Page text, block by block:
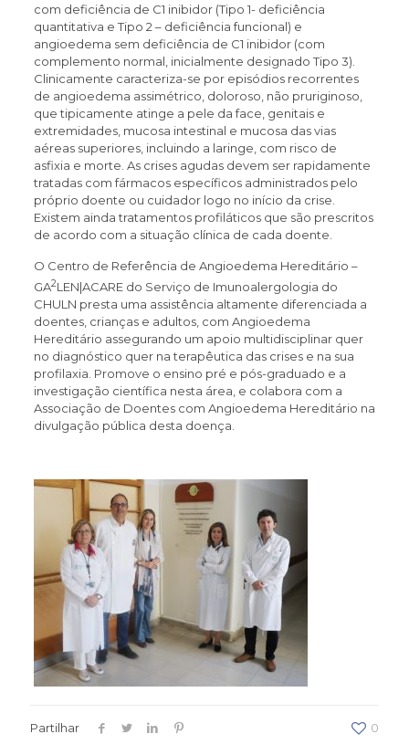
com deficiência de C1 inibidor (Tipo 1- deficiência
quantitativa e Tipo 2 – deficiência funcional) e
angioedema sem deficiência de C1 inibidor (com
complemento normal, inicialmente designado Tipo 3).
Clinicamente caracteriza-se por episódios recorrentes
de angioedema assimétrico, doloroso, não pruriginoso,
que tipicamente atinge a pele da face, genitais e
extremidades, mucosa intestinal e mucosa das vias
aéreas superiores, incluindo a laringe, com risco de
asfixia e morte. As crises agudas devem ser rapidamente
tratadas com fármacos específicos administrados pelo
próprio doente ou cuidador logo no início da crise.
Existem ainda tratamentos profiláticos que são prescritos
de acordo com a situação clínica de cada doente.
O Centro de Referência de Angioedema Hereditário –
GA2LEN|ACARE do Serviço de Imunoalergologia do
CHULN presta uma assistência altamente diferenciada a
doentes, crianças e adultos, com Angioedema
Hereditário assegurando um apoio multidisciplinar quer
no diagnóstico quer na terapêutica das crises e na sua
profilaxia. Promove o ensino pré e pós-graduado e a
investigação científica nesta área, e colabora com a
Associação de Doentes com Angioedema Hereditário na
divulgação pública desta doença.
Partilhar 0